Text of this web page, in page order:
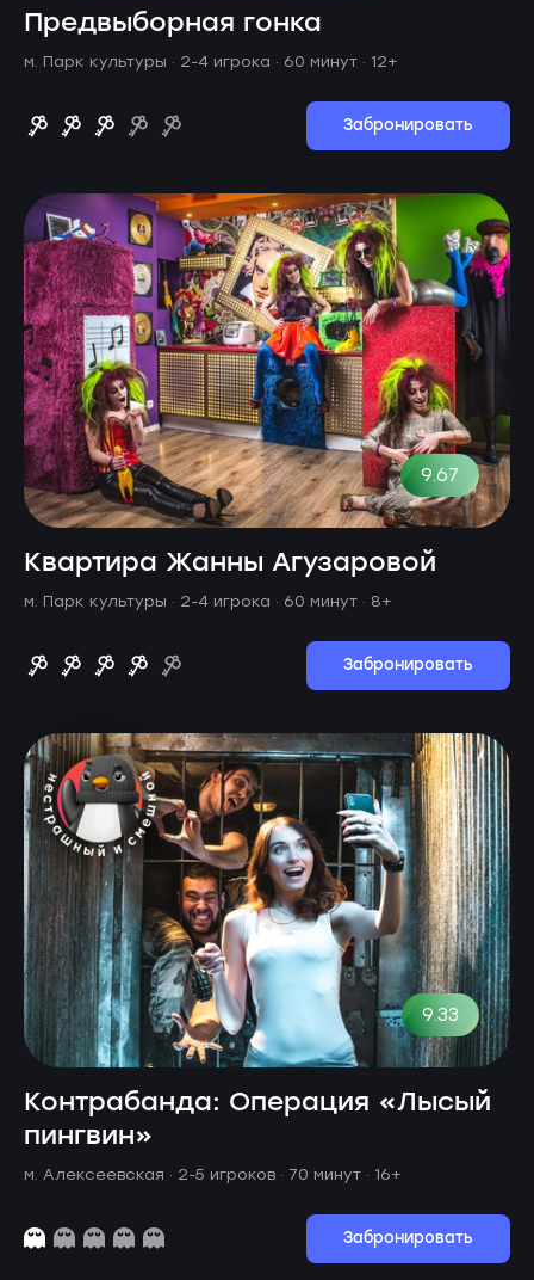
Предвыборная гонка
м. Парк культуры · 2-4 игрока · 60 минут · 12+
Забронировать
9.67
Квартира Жанны Агузаровой
м. Парк культуры · 2-4 игрока · 60 минут · 8+
Забронировать
9.33
Контрабанда: Операция «Лысый
пингвин»
м. Алексеевская · 2-5 игроков · 70 минут · 16+
Забронировать